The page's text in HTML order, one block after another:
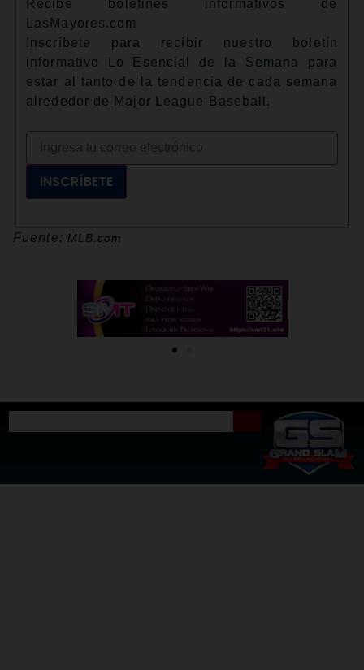
Recibe boletines informativos de
LasMayores.com
Inscríbete para recibir nuestro boletín
informativo Lo Esencial de la Semana para
estar al tanto de la tendencia de cada semana
alrededor de Major League Baseball.
INSCRÍBETE
Fuente: MLB.com